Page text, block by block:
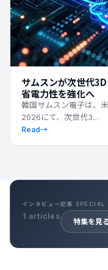
サムスンが次世代
省電力性を強化へ
韓国サムスン電子は、
2026にて、次世代3...
Read→
キャリア記事 SPECIAL キ
39 articles
特集を